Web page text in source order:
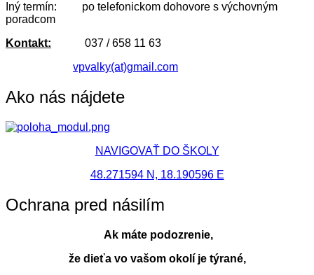
Iný termín: po telefonickom dohovore s výchovným
poradcom
Kontakt: 037 / 658 11 63
vpvalky(at)gmail.com
Ako nás nájdete
NAVIGOVAŤ DO ŠKOLY
48.271594 N, 18.190596 E
Ochrana pred násilím
Ak máte podozrenie,
že dieťa vo vašom okolí je týrané,